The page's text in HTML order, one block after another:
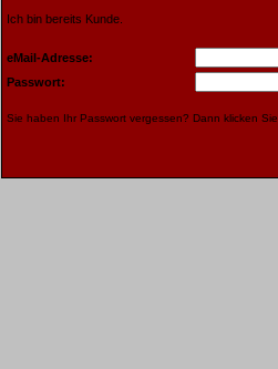
Ich bin bereits Kunde.
eMail-Adresse:
Passwort:
Sie haben Ihr Passwort vergessen? Dann klicken Sie